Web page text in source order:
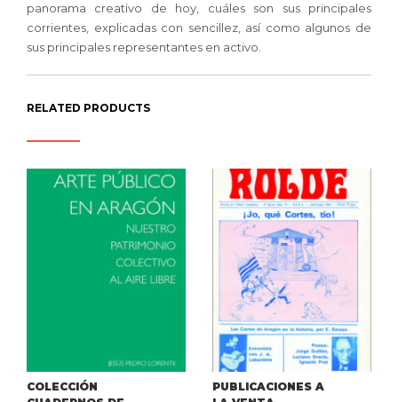
panorama creativo de hoy, cuáles son sus principales
corrientes, explicadas con sencillez, así como algunos de
sus principales representantes en activo.
RELATED PRODUCTS
COLECCIÓN
PUBLICACIONES A